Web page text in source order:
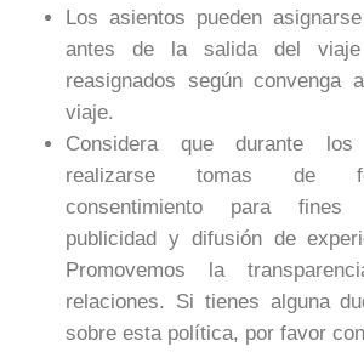
Los asientos pueden
antes de la salida del
reasignados según convenga
viaje.
Considera que durante
realizarse tomas de
consentimiento para fines
publicidad y difusión de
Promovemos la
relaciones. Si tienes alguna
sobre esta política, por favor